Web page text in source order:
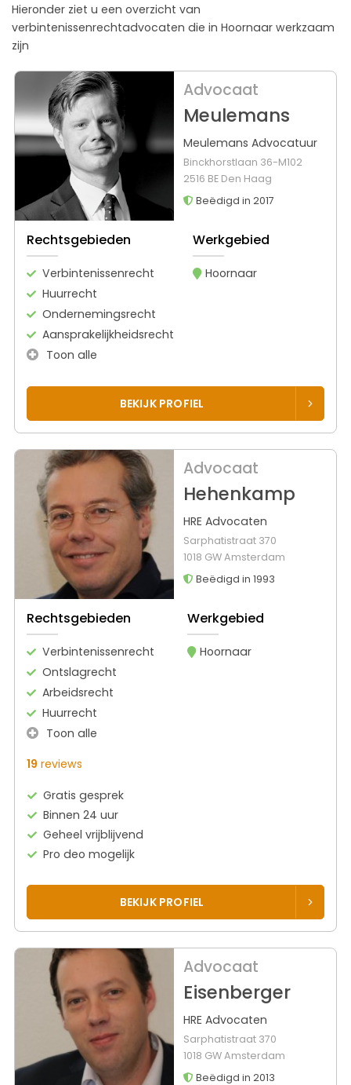
Hieronder ziet u een overzicht van
verbintenissenrechtadvocaten die in Hoornaar werkzaam
zijn
Advocaat
Meulemans
Meulemans Advocatuur
Binckhorstlaan 36-M102
2516 BE Den Haag
Beëdigd in 2017
Rechtsgebieden
Verbintenissenrecht
Huurrecht
Ondernemingsrecht
Aansprakelijkheidsrecht
Toon alle
Werkgebied
Hoornaar
BEKIJK PROFIEL
Advocaat
Hehenkamp
HRE Advocaten
Sarphatistraat 370
1018 GW Amsterdam
Beëdigd in 1993
Rechtsgebieden
Verbintenissenrecht
Ontslagrecht
Arbeidsrecht
Huurrecht
Toon alle
Werkgebied
Hoornaar
19 reviews
Gratis gesprek
Binnen 24 uur
Geheel vrijblijvend
Pro deo mogelijk
BEKIJK PROFIEL
Advocaat
Eisenberger
HRE Advocaten
Sarphatistraat 370
1018 GW Amsterdam
Beëdigd in 2013